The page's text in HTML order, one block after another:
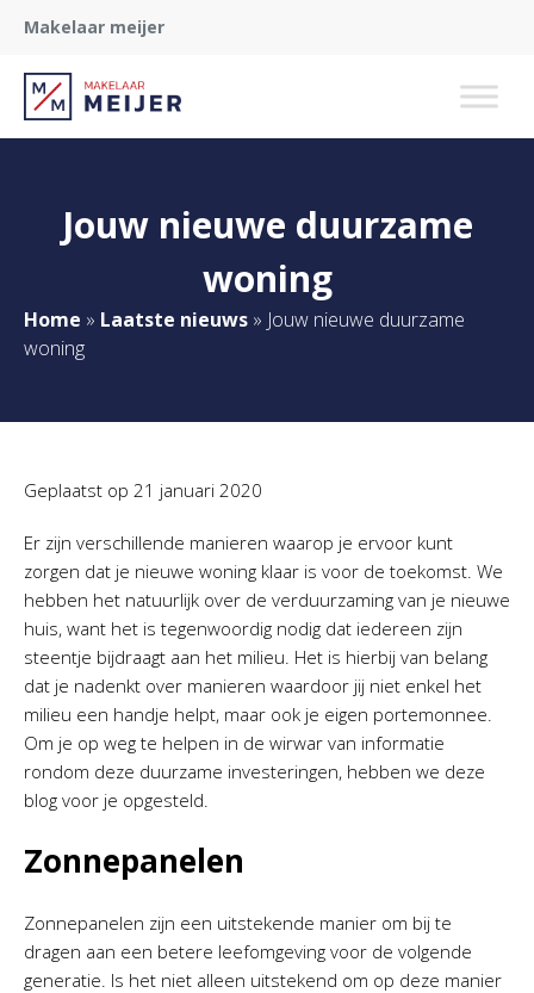
Makelaar meijer
Jouw nieuwe duurzame
woning
Home » Laatste nieuws » Jouw nieuwe duurzame
woning
Geplaatst op 21 januari 2020
Er zijn verschillende manieren waarop je ervoor kunt
zorgen dat je nieuwe woning klaar is voor de toekomst. We
hebben het natuurlijk over de verduurzaming van je nieuwe
huis, want het is tegenwoordig nodig dat iedereen zijn
steentje bijdraagt aan het milieu. Het is hierbij van belang
dat je nadenkt over manieren waardoor jij niet enkel het
milieu een handje helpt, maar ook je eigen portemonnee.
Om je op weg te helpen in de wirwar van informatie
rondom deze duurzame investeringen, hebben we deze
blog voor je opgesteld.
Zonnepanelen
Zonnepanelen zijn een uitstekende manier om bij te
dragen aan een betere leefomgeving voor de volgende
generatie. Is het niet alleen uitstekend om op deze manier